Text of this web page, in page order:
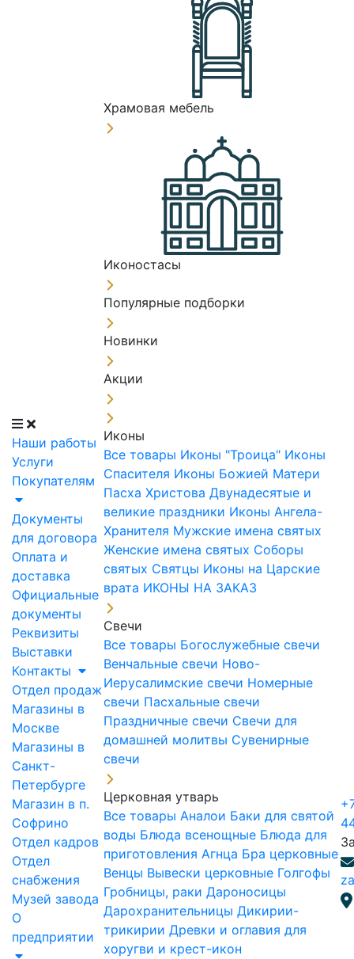
Наши работы
Услуги
Покупателям
Документы
для договора
Оплата и
доставка
Официальные
документы
Реквизиты
Выставки
Контакты
Отдел продаж
Магазины в
Москве
Магазины в
Санкт-
Петербурге
Магазин в п.
Софрино
Отдел кадров
Отдел
снабжения
Музей завода
О
предприятии
Храмовая мебель
Иконостасы
Популярные подборки
Новинки
Акции
Иконы
Все товары Иконы "Троица" Иконы
Спасителя Иконы Божией Матери
Пасха Христова Двунадесятые и
великие праздники Иконы Ангела-
Хранителя Мужские имена святых
Женские имена святых Соборы
святых Святцы Иконы на Царские
врата ИКОНЫ НА ЗАКАЗ
Свечи
Все товары Богослужебные свечи
Венчальные свечи Ново-
Иерусалимские свечи Номерные
свечи Пасхальные свечи
Праздничные свечи Свечи для
домашней молитвы Сувенирные
свечи
Церковная утварь
Все товары Аналои Баки для святой
воды Блюда всенощные Блюда для
приготовления Агнца Бра церковные
Венцы Вывески церковные Голгофы
Гробницы, раки Дароносицы
Дарохранительницы Дикирии-
трикирии Древки и оглавия для
хоругви и крест-икон